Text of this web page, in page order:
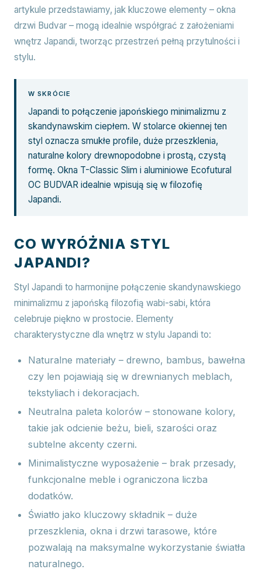
artykule przedstawiamy, jak kluczowe elementy – okna
drzwi Budvar – mogą idealnie współgrać z założeniami
wnętrz Japandi, tworząc przestrzeń pełną przytulności i
stylu.
W SKRÓCIE
Japandi to połączenie japońskiego minimalizmu z
skandynawskim ciepłem. W stolarce okiennej ten
styl oznacza smukłe profile, duże przeszklenia,
naturalne kolory drewnopodobne i prostą, czystą
formę. Okna T-Classic Slim i aluminiowe Ecofutural
OC BUDVAR idealnie wpisują się w filozofię
Japandi.
CO WYRÓŻNIA STYL
JAPANDI?
Styl Japandi to harmonijne połączenie skandynawskiego
minimalizmu z japońską filozofią wabi-sabi, która
celebruje piękno w prostocie. Elementy
charakterystyczne dla wnętrz w stylu Japandi to:
Naturalne materiały – drewno, bambus, bawełna
czy len pojawiają się w drewnianych meblach,
tekstyliach i dekoracjach.
Neutralna paleta kolorów – stonowane kolory,
takie jak odcienie beżu, bieli, szarości oraz
subtelne akcenty czerni.
Minimalistyczne wyposażenie – brak przesady,
funkcjonalne meble i ograniczona liczba
dodatków.
Światło jako kluczowy składnik – duże
przeszklenia, okna i drzwi tarasowe, które
pozwalają na maksymalne wykorzystanie światła
naturalnego.